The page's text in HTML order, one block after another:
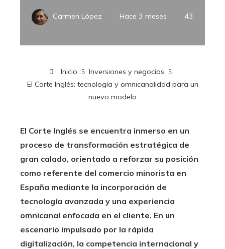
Carmen López Hace 3 meses 43
Inicio
Inversiones y negocios
El Corte Inglés: tecnología y omnicanalidad para un
nuevo modelo
El Corte Inglés se encuentra inmerso en un
proceso de transformación estratégica de
gran calado, orientado a reforzar su posición
como referente del comercio minorista en
España mediante la incorporación de
tecnología avanzada y una experiencia
omnicanal enfocada en el cliente. En un
escenario impulsado por la rápida
digitalización, la competencia internacional y